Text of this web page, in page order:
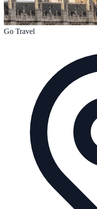
Go Travel